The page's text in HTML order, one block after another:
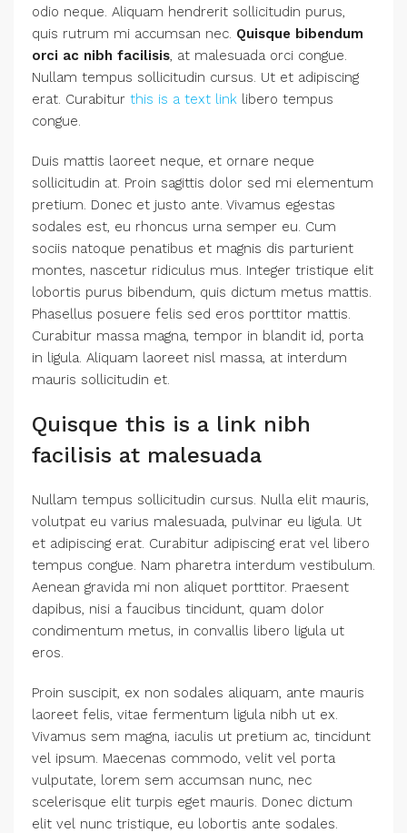
odio neque. Aliquam hendrerit sollicitudin purus,
quis rutrum mi accumsan nec. Quisque bibendum
orci ac nibh facilisis , at malesuada orci congue.
Nullam tempus sollicitudin cursus. Ut et adipiscing
erat. Curabitur this is a text link libero tempus
congue.
Duis mattis laoreet neque, et ornare neque
sollicitudin at. Proin sagittis dolor sed mi elementum
pretium. Donec et justo ante. Vivamus egestas
sodales est, eu rhoncus urna semper eu. Cum
sociis natoque penatibus et magnis dis parturient
montes, nascetur ridiculus mus. Integer tristique elit
lobortis purus bibendum, quis dictum metus mattis.
Phasellus posuere felis sed eros porttitor mattis.
Curabitur massa magna, tempor in blandit id, porta
in ligula. Aliquam laoreet nisl massa, at interdum
mauris sollicitudin et.
Quisque this is a link nibh
facilisis at malesuada
Nullam tempus sollicitudin cursus. Nulla elit mauris,
volutpat eu varius malesuada, pulvinar eu ligula. Ut
et adipiscing erat. Curabitur adipiscing erat vel libero
tempus congue. Nam pharetra interdum vestibulum.
Aenean gravida mi non aliquet porttitor. Praesent
dapibus, nisi a faucibus tincidunt, quam dolor
condimentum metus, in convallis libero ligula ut
eros.
Proin suscipit, ex non sodales aliquam, ante mauris
laoreet felis, vitae fermentum ligula nibh ut ex.
Vivamus sem magna, iaculis ut pretium ac, tincidunt
vel ipsum. Maecenas commodo, velit vel porta
vulputate, lorem sem accumsan nunc, nec
scelerisque elit turpis eget mauris. Donec dictum
elit vel nunc tristique, eu lobortis ante sodales.